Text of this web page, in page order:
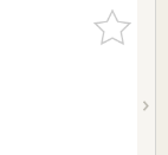
お気に入
りに追加